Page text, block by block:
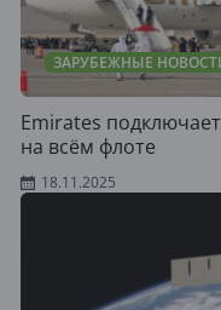
ЗАРУБЕЖНЫЕ
Emirates
на всём флоте
18.11.2025